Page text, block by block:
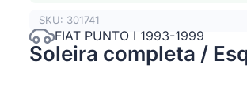
SKU: 301741
FIAT PUNTO I 1993-1999
Soleira completa /